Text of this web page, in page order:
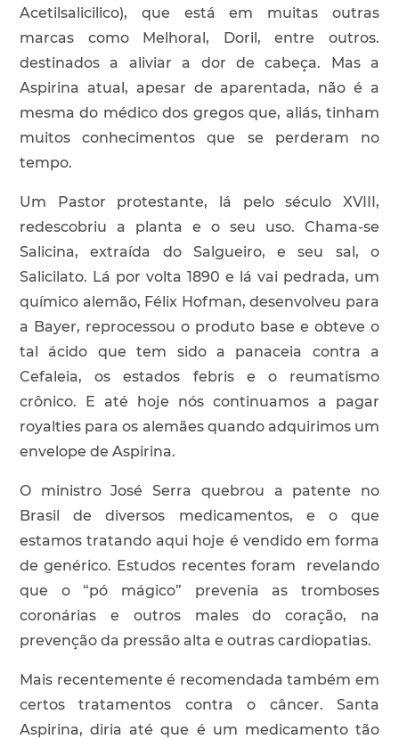
Acetilsalicilico), que está em muitas outras
marcas como Melhoral, Doril, entre outros.
destinados a aliviar a dor de cabeça. Mas a
Aspirina atual, apesar de aparentada, não é a
mesma do médico dos gregos que, aliás, tinham
muitos conhecimentos que se perderam no
tempo.
Um Pastor protestante, lá pelo século XVIII,
redescobriu a planta e o seu uso. Chama-se
Salicina, extraída do Salgueiro, e seu sal, o
Salicilato. Lá por volta 1890 e lá vai pedrada, um
químico alemão, Félix Hofman, desenvolveu para
a Bayer, reprocessou o produto base e obteve o
tal ácido que tem sido a panaceia contra a
Cefaleia, os estados febris e o reumatismo
crônico. E até hoje nós continuamos a pagar
royalties para os alemães quando adquirimos um
envelope de Aspirina.
O ministro José Serra quebrou a patente no
Brasil de diversos medicamentos, e o que
estamos tratando aqui hoje é vendido em forma
de genérico. Estudos recentes foram revelando
que o “pó mágico” prevenia as tromboses
coronárias e outros males do coração, na
prevenção da pressão alta e outras cardiopatias.
Mais recentemente é recomendada também em
certos tratamentos contra o câncer. Santa
Aspirina, diria até que é um medicamento tão